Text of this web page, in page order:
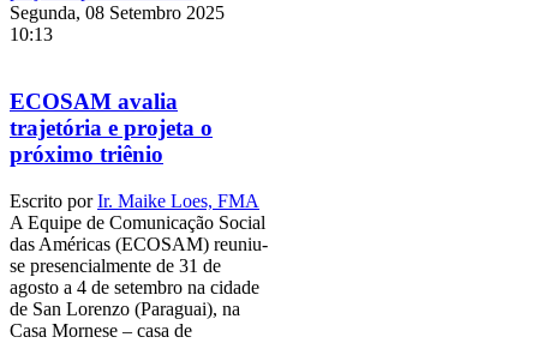
Segunda, 08 Setembro 2025
10:13
ECOSAM avalia
trajetória e projeta o
próximo triênio
Escrito porIr. Maike Loes, FMA
A Equipe de Comunicação Social
das Américas (ECOSAM) reuniu-
se presencialmente de 31 de
agosto a 4 de setembro na cidade
de San Lorenzo (Paraguai), na
Casa Mornese – casa de